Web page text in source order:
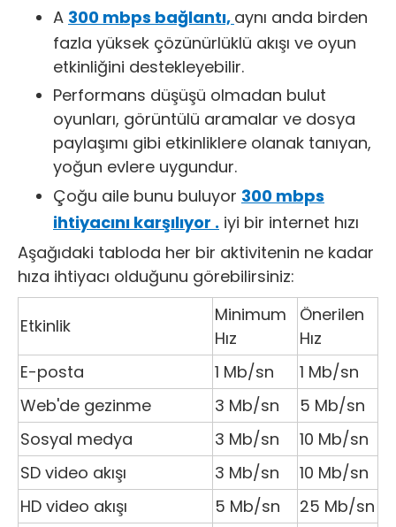
A 300 mbps bağlantı, aynı anda birden
fazla yüksek çözünürlüklü akışı ve oyun
etkinliğini destekleyebilir.
Performans düşüşü olmadan bulut
oyunları, görüntülü aramalar ve dosya
paylaşımı gibi etkinliklere olanak tanıyan,
yoğun evlere uygundur.
Çoğu aile bunu buluyor 300 mbps
ihtiyacını karşılıyor . iyi bir internet hızı
Aşağıdaki tabloda her bir aktivitenin ne kadar
hıza ihtiyacı olduğunu görebilirsiniz:
Etkinlik
Minimum
Hız
Önerilen
Hız
E-posta
1 Mb/sn
1 Mb/sn
Web'de gezinme
3 Mb/sn
5 Mb/sn
Sosyal medya
3 Mb/sn
10 Mb/sn
SD video akışı
3 Mb/sn
10 Mb/sn
HD video akışı
5 Mb/sn 25 Mb/sn